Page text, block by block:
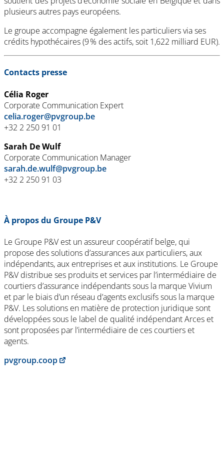
plusieurs autres pays européens.
Le groupe accompagne également les particuliers via ses
crédits hypothécaires (9 % des actifs, soit 1,622 milliard EUR).
Contacts presse
Célia Roger
Corporate Communication Expert
celia.roger@pvgroup.be
+32 2 250 91 01
Sarah De Wulf
Corporate Communication Manager
sarah.de.wulf@pvgroup.be
+32 2 250 91 03
À propos du Groupe P&V
Le Groupe P&V est un assureur coopératif belge, qui
propose des solutions d’assurances aux particuliers, aux
indépendants, aux entreprises et aux institutions. Le Groupe
P&V distribue ses produits et services par l’intermédiaire de
courtiers d’assurance indépendants sous la marque Vivium
et par le biais d’un réseau d’agents exclusifs sous la marque
P&V. Les solutions en matière de protection juridique sont
développées sous le label de qualité indépendant Arces et
sont proposées par l’intermédiaire de ces courtiers et
agents.
pvgroup.coop